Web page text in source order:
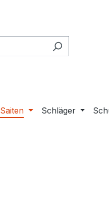
Saiten Schläger